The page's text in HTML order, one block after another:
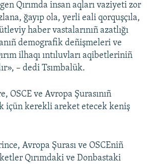
Qırımda insan aqları vaziyeti zor
ğayıp ola, yerli eali qorquşçıla,
haber vastalarınıñ azatlığı
demografik deñişmeleri ve
ilhaqı ıntıluvları aqibetleriniñ
– dedi Tsımbalük.
OSCE ve Avropa Şurasınıñ
içün kerekli areket etecek keniş
Avropa Şurası ve OSCEniñ
Qırımdaki ve Donbastaki